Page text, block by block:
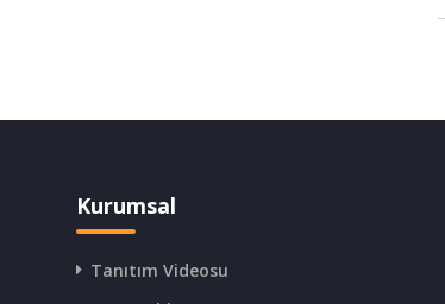
Kurumsal
Tanıtım Videosu